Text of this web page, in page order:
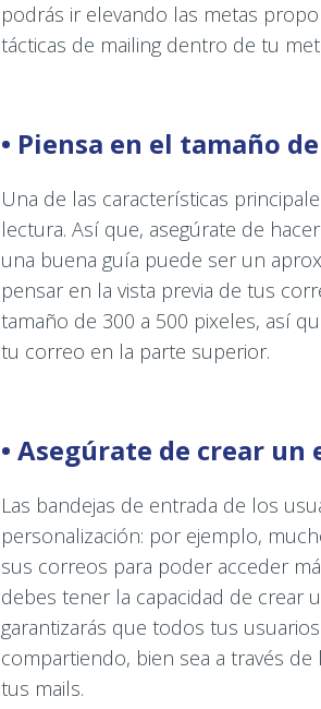
podrás ir elevando las metas
tácticas de mailing dentro de tu
• Piensa en el tamaño
Una de las características
lectura. Así que, asegúrate de
una buena guía puede ser un
pensar en la vista previa de tus
tamaño de 300 a 500 pixeles, así
tu correo en la parte superior.
• Asegúrate de crear
Las bandejas de entrada de los
personalización: por ejemplo,
sus correos para poder acceder
debes tener la capacidad de crear
garantizarás que todos tus
compartiendo, bien sea a través
tus mails.